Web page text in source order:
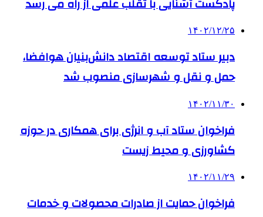
۱۴۰۲/۱۲/۲۵
دبیر ستاد توسعه اقتصاد دانش‌بنیان هوافضا،
حمل و نقل و شهرسازی منصوب شد
۱۴۰۲/۱۱/۳۰
فراخوان ستاد آب و انرژی برای همکاری در حوزه
کشاورزی و محیط زیست
۱۴۰۲/۱۱/۲۹
فراخوان حمایت از صادرات محصولات و خدمات